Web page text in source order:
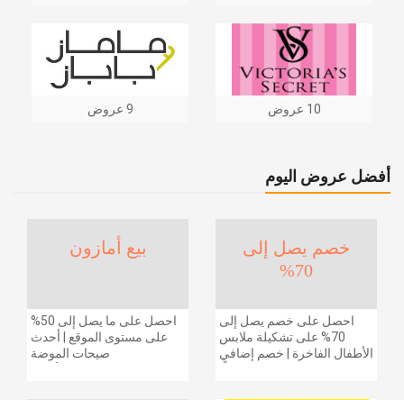
9 عروض 10 عروض
أفضل عروض اليوم
بيع أمازون
احصل على ما يصل إلى 50%
على مستوى الموقع | أحدث
صيحات الموضة
خصم يصل إلى
70%
احصل على خصم يصل إلى
70% على تشكيلة ملابس
الأطفال الفاخرة | خصم إضافي